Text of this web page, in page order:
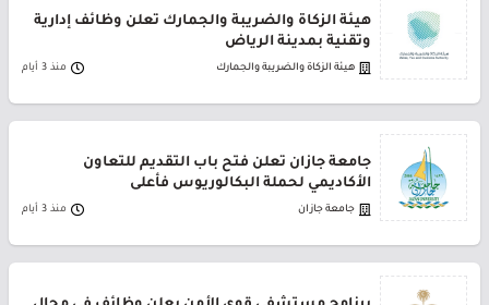
هيئة الزكاة والضريبة والجمارك تعلن وظائف إدارية
وتقنية بمدينة الرياض
هيئة الزكاة والضريبة والجمارك منذ 3 أيام
جامعة جازان تعلن فتح باب التقديم للتعاون
الأكاديمي لحملة البكالوريوس فأعلى
جامعة جازان منذ 3 أيام